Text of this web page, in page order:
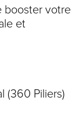
booster votre
et
(360 Piliers)